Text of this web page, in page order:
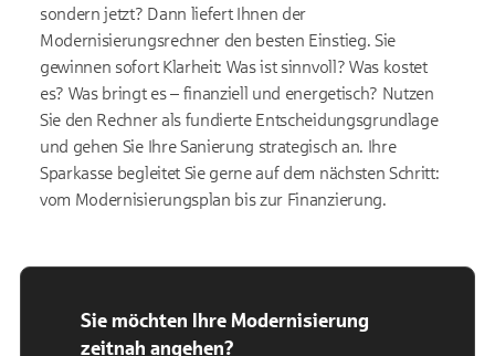
sondern jetzt? Dann liefert Ihnen der
Modernisierungsrechner den besten Einstieg. Sie
gewinnen sofort Klarheit: Was ist sinnvoll? Was kostet
es? Was bringt es – finanziell und energetisch? Nutzen
Sie den Rechner als fundierte Entscheidungsgrundlage
und gehen Sie Ihre Sanierung strategisch an. Ihre
Sparkasse begleitet Sie gerne auf dem nächsten Schritt:
vom Modernisierungsplan bis zur Finanzierung.
Sie möchten Ihre Modernisierung
zeitnah angehen?